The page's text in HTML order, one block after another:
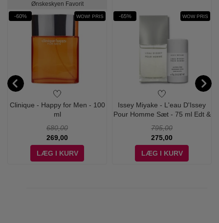
Ønskeskyen Favorit
-60% WOW! PRIS
Clinique - Happy for Men - 100
ml
680,00
269,00
LÆG I KURV
-65% WOW PRIS
Issey Miyake - L'eau D'Issey
Pour Homme Sæt - 75 ml Edt &
795,00
275,00
LÆG I KURV